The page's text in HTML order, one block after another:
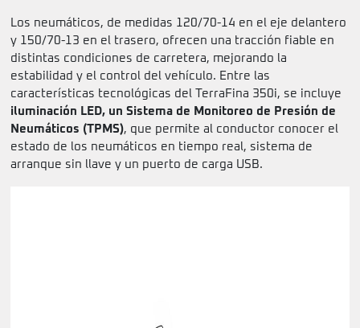
Los neumáticos, de medidas 120/70-14 en el eje delantero
y 150/70-13 en el trasero, ofrecen una tracción fiable en
distintas condiciones de carretera, mejorando la
estabilidad y el control del vehículo. Entre las
características tecnológicas del TerraFina 350i, se incluye
iluminación LED, un Sistema de Monitoreo de Presión de
Neumáticos (TPMS), que permite al conductor conocer el
estado de los neumáticos en tiempo real, sistema de
arranque sin llave y un puerto de carga USB.